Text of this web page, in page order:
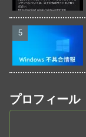
プロフィール